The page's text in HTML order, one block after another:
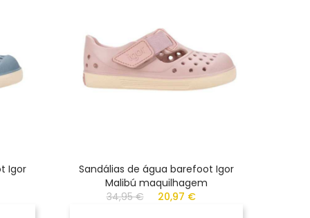
Igor
Sandálias de água barefoot Igor
Malibú maquilhagem
34,95 €
20,97 €